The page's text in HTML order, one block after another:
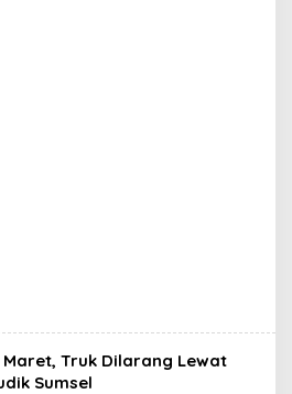
Maret, Truk Dilarang Lewat
Sumsel